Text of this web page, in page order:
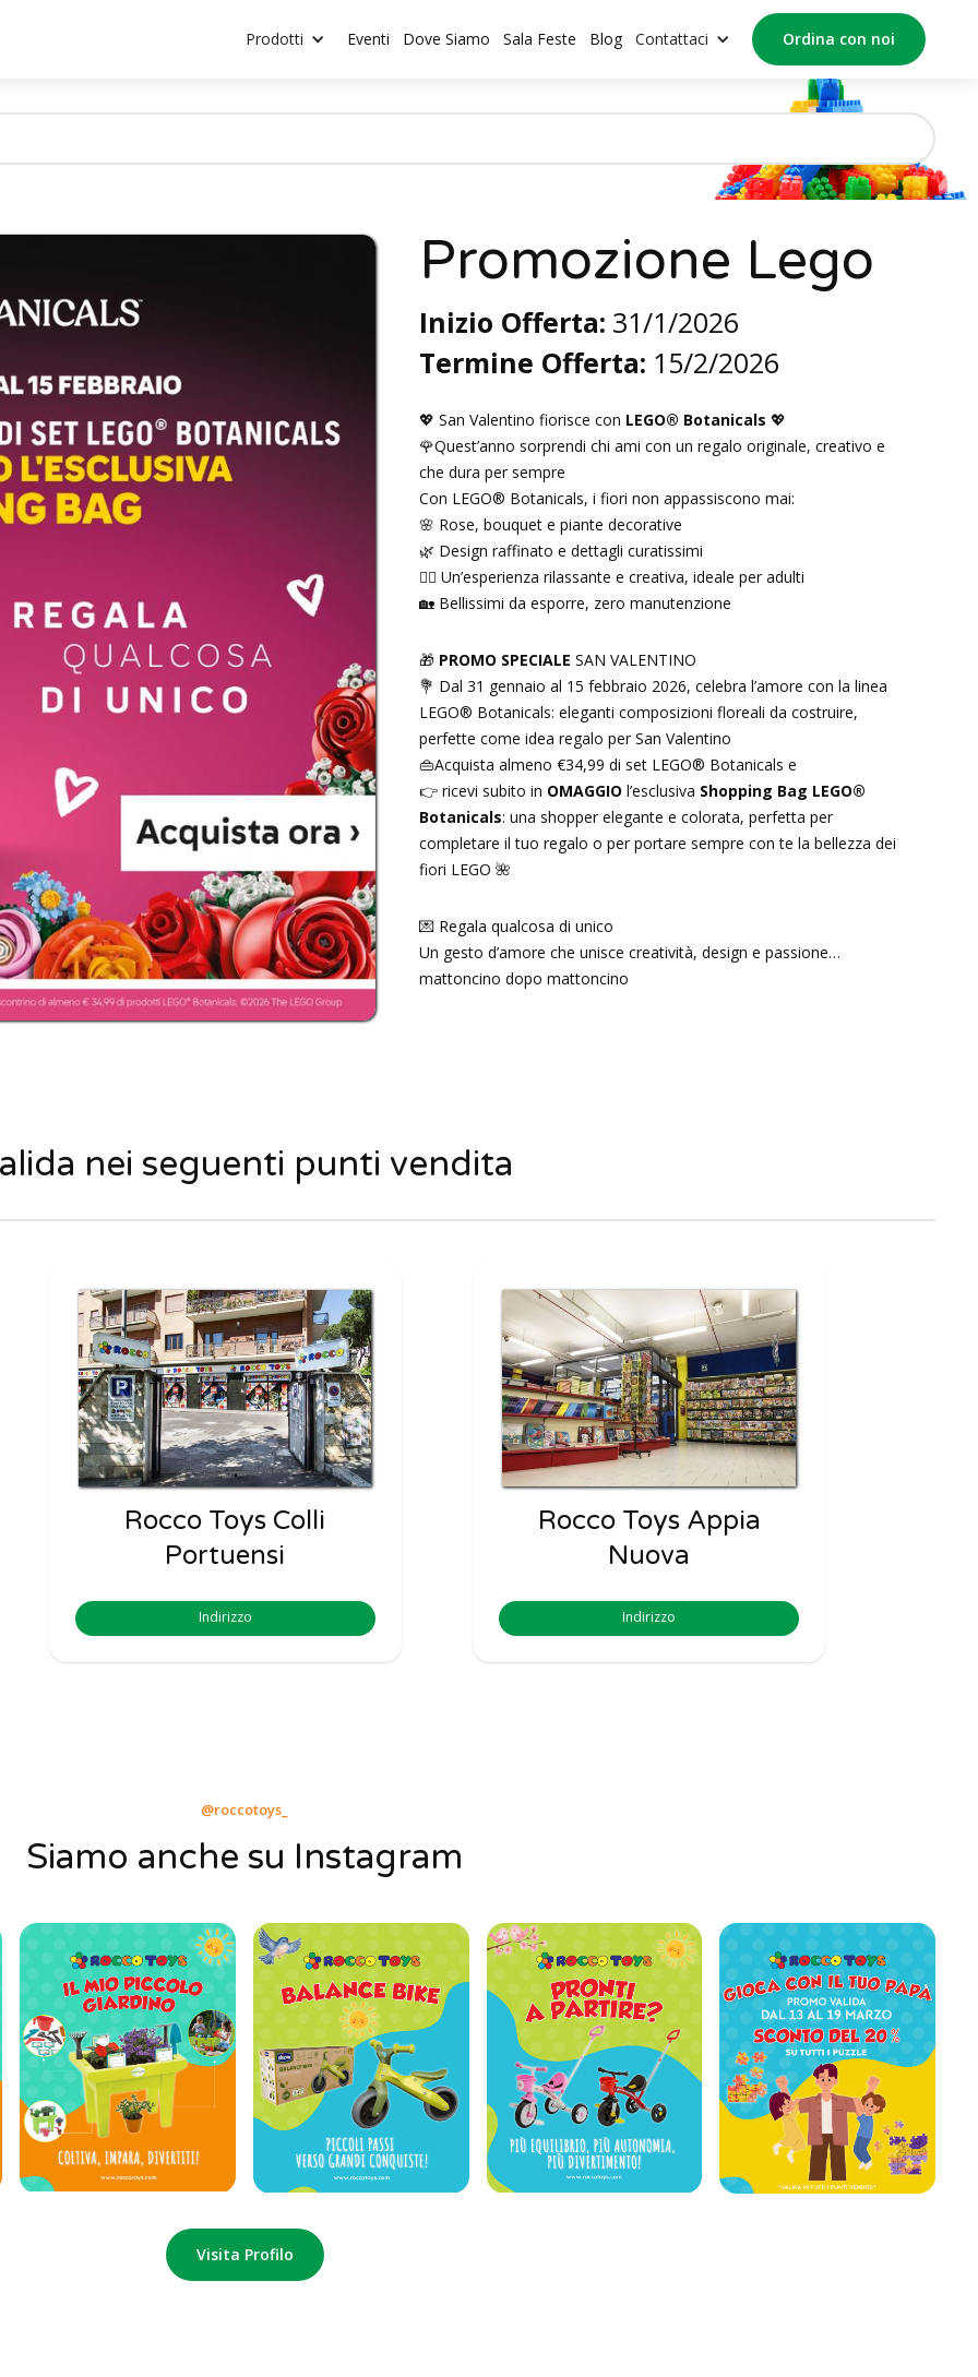
Prodotti Eventi Dove Siamo Sala Feste Blog Contattaci Ordina con noi
Promozione Lego
Inizio Offerta: 31/1/2026
Termine Offerta: 15/2/2026
💖 San Valentino fiorisce con LEGO® Botanicals 💖
🌹Quest’anno sorprendi chi ami con un regalo originale, creativo e
che dura per sempre
Con LEGO® Botanicals, i fiori non appassiscono mai:
🌸 Rose, bouquet e piante decorative
🌿 Design raffinato e dettagli curatissimi
🧘‍♀️ Un’esperienza rilassante e creativa, ideale per adulti
🏡 Bellissimi da esporre, zero manutenzione
🎁 PROMO SPECIALE SAN VALENTINO
💐 Dal 31 gennaio al 15 febbraio 2026, celebra l’amore con la linea
LEGO® Botanicals: eleganti composizioni floreali da costruire,
perfette come idea regalo per San Valentino
👜Acquista almeno €34,99 di set LEGO® Botanicals e
👉 ricevi subito in OMAGGIO l’esclusiva Shopping Bag LEGO®
Botanicals: una shopper elegante e colorata, perfetta per
completare il tuo regalo o per portare sempre con te la bellezza dei
fiori LEGO 🌺
💌 Regala qualcosa di unico
Un gesto d’amore che unisce creatività, design e passione…
mattoncino dopo mattoncino
nei seguenti punti vendita
Rocco Toys Colli
Portuensi
Indirizzo
Rocco Toys Appia
Nuova
Indirizzo
@roccotoys_
Siamo anche su Instagram
Visita Profilo